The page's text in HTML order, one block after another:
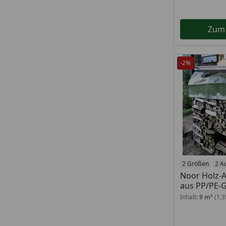
-2%
2 Größen 2
Noor Holz-
aus PP/PE-
Inhalt: 9 m²